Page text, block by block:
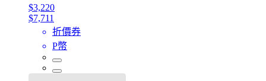
$3,220
$7,711
折價券
P幣